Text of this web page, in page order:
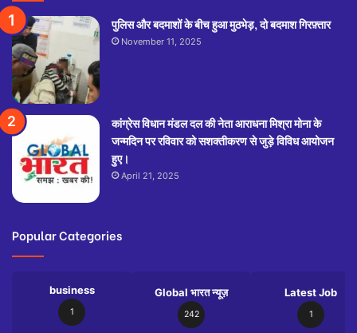
पुलिस और बदमाशों के बीच हुआ मुठभेड़, दो बदमाश गिरफ़्तार
November 11, 2025
कांग्रेस विधान मंडल दल की नेता आराधना मिश्रा मोना के
जन्मदिन पर रविवार को सशक्तीकरण से जुड़े विविध आयोजन
हुए।
April 21, 2025
Popular Categories
business
1
Global भारत न्यूज़
242
Latest Job
1